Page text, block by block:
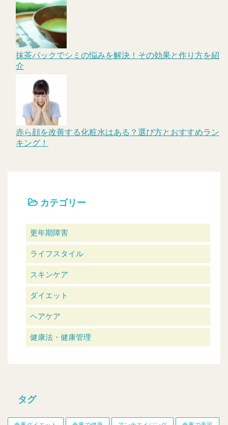
抹茶パックでシミの悩みを解決！その効果と作り方を紹
介
赤ら顔を改善する化粧水はある？選び方とおすすめラン
キング！
カテゴリー
更年期障害
ライフスタイル
スキンケア
ダイエット
ヘアケア
健康法・健康管理
タグ